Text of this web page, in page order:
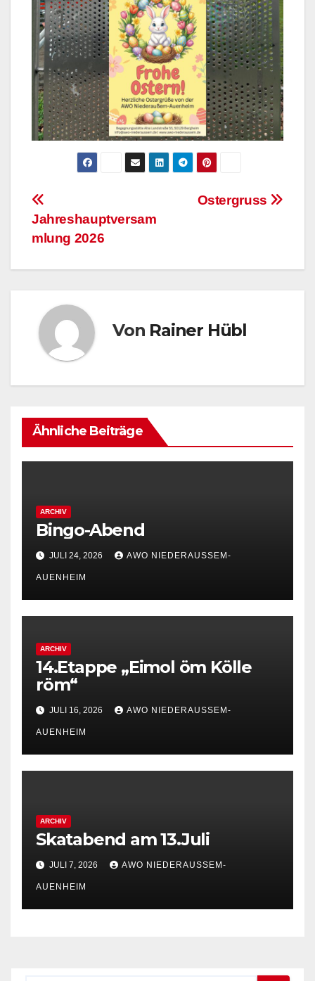
BeitragsnavigationOstergruss
Jahreshauptversam
mlung 2026
Von Rainer Hübl
Ähnliche Beiträge
ARCHIV
Bingo-Abend
JULI 24, 2026 AWO NIEDERAUSSEM-
AUENHEIM
ARCHIV
14.Etappe „Eimol öm Kölle
röm“
JULI 16, 2026 AWO NIEDERAUSSEM-
AUENHEIM
ARCHIV
Skatabend am 13.Juli
JULI 7, 2026 AWO NIEDERAUSSEM-
AUENHEIM